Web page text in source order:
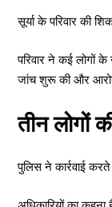
सूर्या के परिवार की
परिवार ने कई लोगों
जांच शुरू की और
तीन लोगों
पुलिस ने कार्रवाई